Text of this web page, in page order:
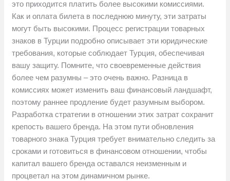
это приходится платить более высокими комиссиями.
Как и оплата билета в последнюю минуту, эти затраты
могут быть высокими. Процесс регистрации товарных
знаков в Турции подробно описывает эти юридические
требования, которые соблюдает Турция, обеспечивая
вашу защиту. Помните, что своевременные действия
более чем разумны – это очень важно. Разница в
комиссиях может изменить ваш финансовый ландшафт,
поэтому раннее продление будет разумным выбором.
Разработка стратегии в отношении этих затрат сохранит
крепость вашего бренда. На этом пути обновления
товарного знака Турция требует внимательно следить за
сроками и готовиться в финансовом отношении, чтобы
капитал вашего бренда оставался неизменным и
процветал на этом динамичном рынке.